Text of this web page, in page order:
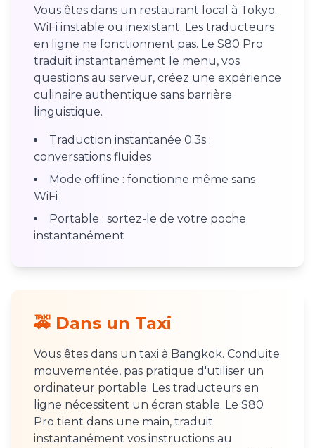
Vous êtes dans un restaurant local à Tokyo.
WiFi instable ou inexistant. Les traducteurs
en ligne ne fonctionnent pas. Le S80 Pro
traduit instantanément le menu, vos
questions au serveur, créez une expérience
culinaire authentique sans barrière
linguistique.
Traduction instantanée 0.3s :
conversations fluides
Mode offline : fonctionne même sans
WiFi
Portable : sortez-le de votre poche
instantanément
🚕 Dans un Taxi
Vous êtes dans un taxi à Bangkok. Conduite
mouvementée, pas pratique d'utiliser un
ordinateur portable. Les traducteurs en
ligne nécessitent un écran stable. Le S80
Pro tient dans une main, traduit
instantanément vos instructions au